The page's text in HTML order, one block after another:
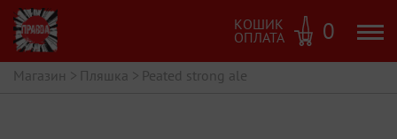
КОШИК
ОПЛАТА 0
Магазин > Пляшка > Peated strong ale